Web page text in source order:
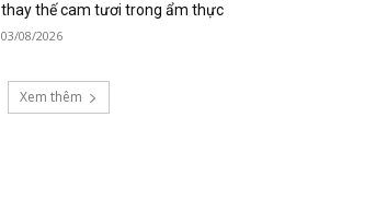
thay thế cam tươi trong ẩm thực
03/08/2026
Xem thêm